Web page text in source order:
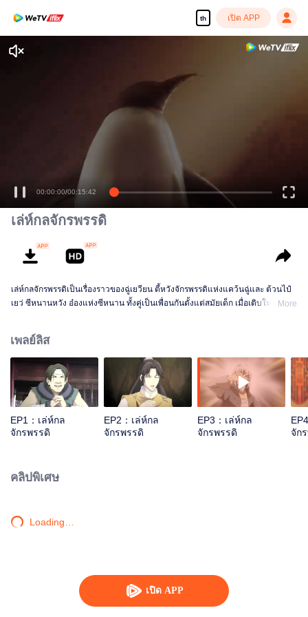
th เปิด APP
เปิด APP
00:00:00/00:15:42
เล่ห์กลจักรพรรดิ
เล่ห์กลจักรพรรดิเป็นเรื่องราวของฉู่เยวียน ตี้หวังจักรพรรดิแห่งแคว้นฉู่และ ต้วนไป๋
เยว่ ซีหนานหวัง อ๋องแห่งซีหนาน ทั้งคู่เป็นเพื่อนกันตั้งแต่สมัยเด็ก เมื่อเติบใหญ่ต้วน
ราชย์แทนองค์ชายใหญ่ ซึ่งสิ่งนี้ทำให้ตระกูลหลิวญาติฝั่งไทเฮาซึ่งเป็นพระมารดา
ขององค์ชายใหญ่ไม่พอใจเป็นอย่างมาก ฉู่เยวียนจะรับมือกับตระกูลหลิวได้หรือไม่
การต่อสู้บนเส้นทางจักรพรรดิจะดำเนินไปอย่างไร?
More
เพลย์ลิส
EP1：เล่ห์กล
จักรพรรดิ
EP2：เล่ห์กล
จักรพรรดิ
EP3：เล่ห์กล
จักรพรรดิ
จัก
คลิปพิเศษ
Loading…